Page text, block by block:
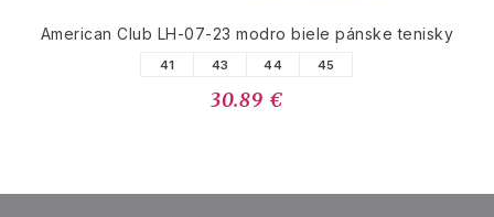
American Club LH-07-23 modro biele pánske tenisky
41 43 44 45
30.89 €